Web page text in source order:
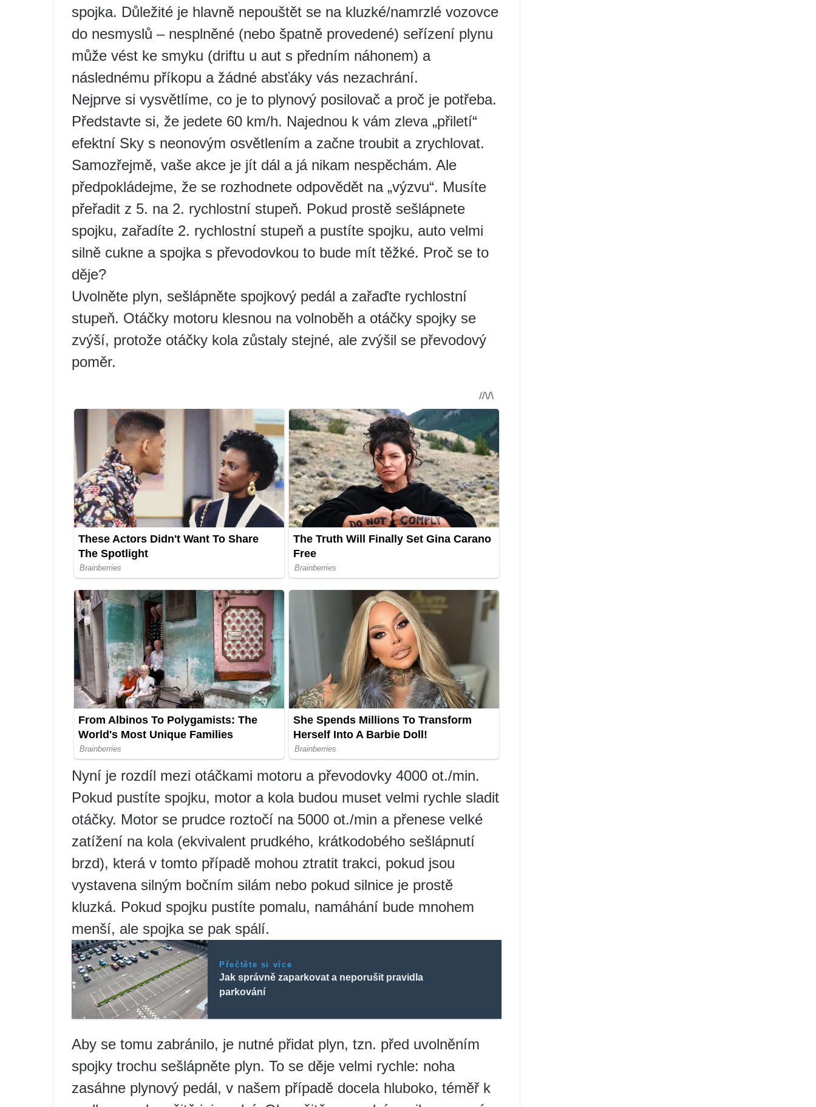
spojka. Důležité je hlavně nepouštět se na kluzké/namrzlé vozovce
do nesmyslů – nesplněné (nebo špatně provedené) seřízení plynu
může vést ke smyku (driftu u aut s předním náhonem) a
následnému příkopu a žádné absťáky vás nezachrání.
Nejprve si vysvětlíme, co je to plynový posilovač a proč je potřeba.
Představte si, že jedete 60 km/h. Najednou k vám zleva „přiletí“
efektní Sky s neonovým osvětlením a začne troubit a zrychlovat.
Samozřejmě, vaše akce je jít dál a já nikam nespěchám. Ale
předpokládejme, že se rozhodnete odpovědět na „výzvu“. Musíte
přeřadit z 5. na 2. rychlostní stupeň. Pokud prostě sešlápnete
spojku, zařadíte 2. rychlostní stupeň a pustíte spojku, auto velmi
silně cukne a spojka s převodovkou to bude mít těžké. Proč se to
děje?
Uvolněte plyn, sešlápněte spojkový pedál a zařaďte rychlostní
stupeň. Otáčky motoru klesnou na volnoběh a otáčky spojky se
zvýší, protože otáčky kola zůstaly stejné, ale zvýšil se převodový
poměr.
Nyní je rozdíl mezi otáčkami motoru a převodovky 4000 ot./min.
Pokud pustíte spojku, motor a kola budou muset velmi rychle sladit
otáčky. Motor se prudce roztočí na 5000 ot./min a přenese velké
zatížení na kola (ekvivalent prudkého, krátkodobého sešlápnutí
brzd), která v tomto případě mohou ztratit trakci, pokud jsou
vystavena silným bočním silám nebo pokud silnice je prostě
kluzká. Pokud spojku pustíte pomalu, namáhání bude mnohem
menší, ale spojka se pak spálí.
Přečtěte si více
Jak správně zaparkovat a neporušit pravidla
parkování
Aby se tomu zabránilo, je nutné přidat plyn, tzn. před uvolněním
spojky trochu sešlápněte plyn. To se děje velmi rychle: noha
zasáhne plynový pedál, v našem případě docela hluboko, téměř k